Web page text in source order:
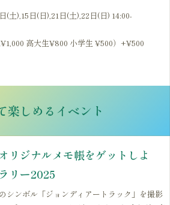
(土),15日(日),21日(土),22日(日) 14:00-
高大生¥800 小学生 ¥500）+¥500
楽しめるイベント
リジナルメモ帳をゲットしよ
リー2025
シンボル「ジョンディアートラック」を撮影